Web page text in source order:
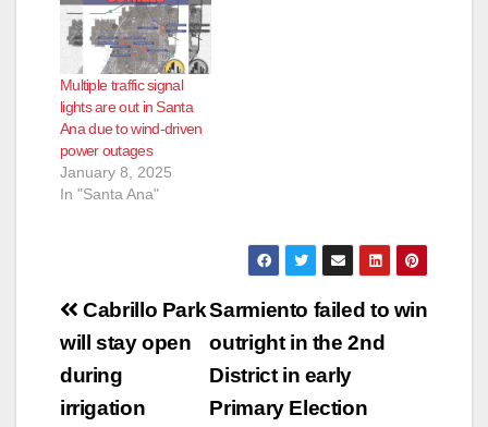
Multiple traffic signal
lights are out in Santa
Ana due to wind-driven
power outages
January 8, 2025
In "Santa Ana"
Post
navigation
Sarmiento failed to win
outright in the 2nd
District in early
Primary Election
Cabrillo Park
will stay open
during
irrigation